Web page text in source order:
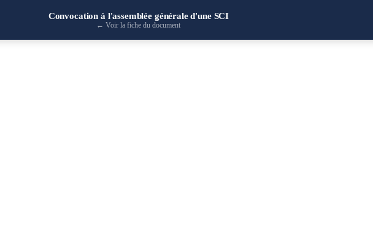
Convocation à l'assemblée générale d'une SCI
←Voir la fiche du document